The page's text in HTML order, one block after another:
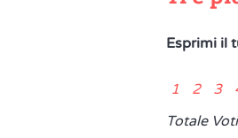
Esprimi il
1 2 3
Totale